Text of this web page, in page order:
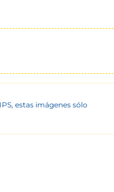
estas imágenes sólo